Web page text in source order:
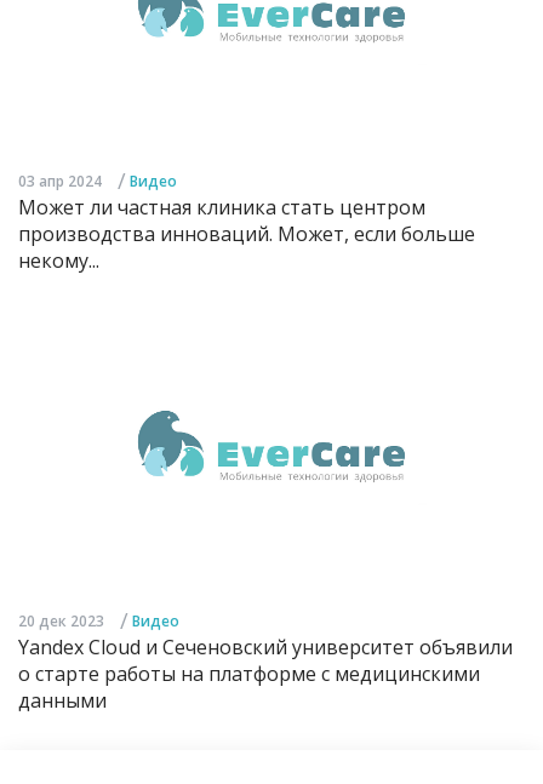
03 апр 2024 / Видео
Может ли частная клиника стать центром
производства инноваций. Может, если больше
некому...
20 дек 2023 / Видео
Yandex Cloud и Сеченовский университет объявили
о старте работы на платформе с медицинскими
данными